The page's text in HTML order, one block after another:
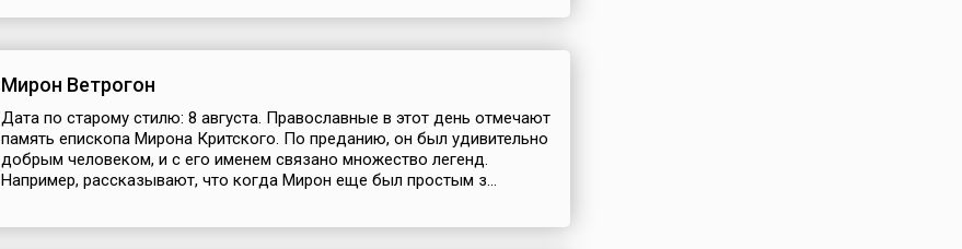
Мирон Ветрогон
Дата по старому стилю: 8 августа. Православные в этот день отмечают
память епископа Мирона Критского. По преданию, он был удивительно
добрым человеком, и с его именем связано множество легенд.
Например, рассказывают, что когда Мирон еще был простым з...